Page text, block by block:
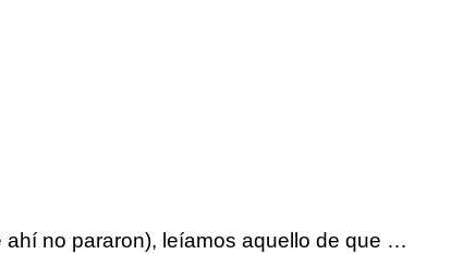
ahí no pararon), leíamos aquello de que …